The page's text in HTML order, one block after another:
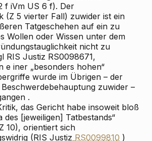
f iVm US 6 f). Der
(Z 5 vierter Fall) zuwider ist ein
Tatgeschehen auf ein zu
Wollen oder Wissen unter dem
nicht zu
RIS Justiz RS0098671,
e iner „besonders hohen“
wurde im Übrigen – der
zuwider –
.
das Gericht habe insoweit bloß
des [jeweiligen] Tatbestands“
10), orientiert sich
(RIS Justiz RS0099810 )